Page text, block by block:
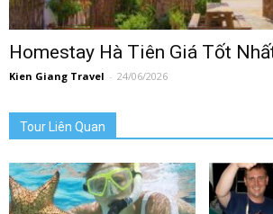
Homestay Hà Tiên Giá Tốt
Kien Giang Travel - 24/06/2026
Tour Liên Quan